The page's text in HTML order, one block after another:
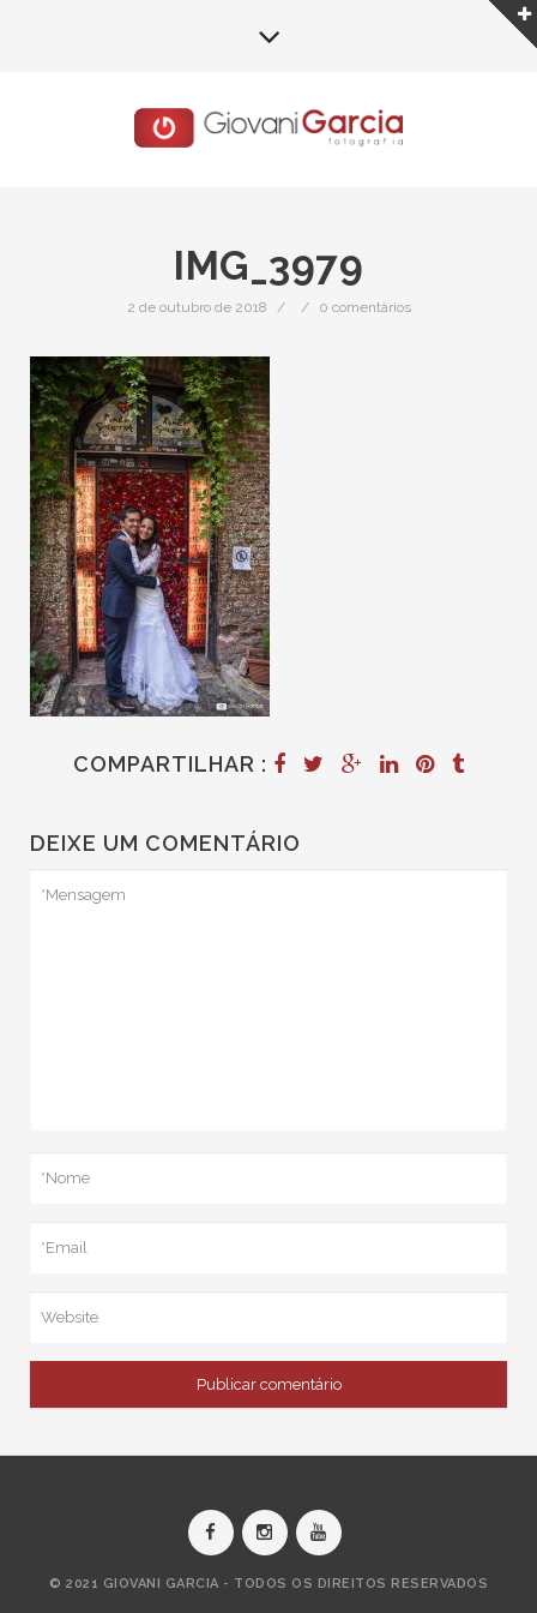
IMG_3979
2 de outubro de 2018 / / 0 comentários
COMPARTILHAR :
DEIXE UM COMENTÁRIO
© 2021 GIOVANI GARCIA - TODOS OS DIREITOS RESERVADOS